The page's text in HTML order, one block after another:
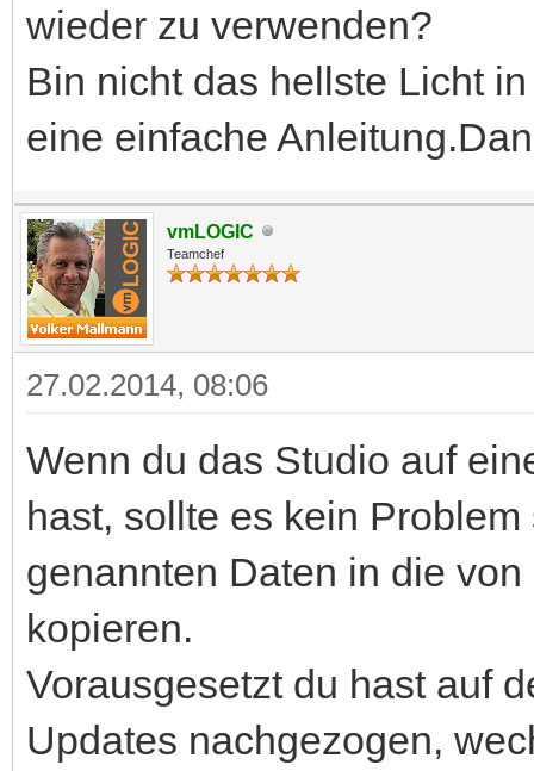
wieder zu verwenden?
Bin nicht das hellste Licht
eine einfache
vmLOGIC
Teamchef
27.02.2014, 08:06
Wenn du das Studio auf
hast, sollte es kein
genannten Daten in die
kopieren.
Vorausgesetzt du hast auf
Updates nachgezogen,